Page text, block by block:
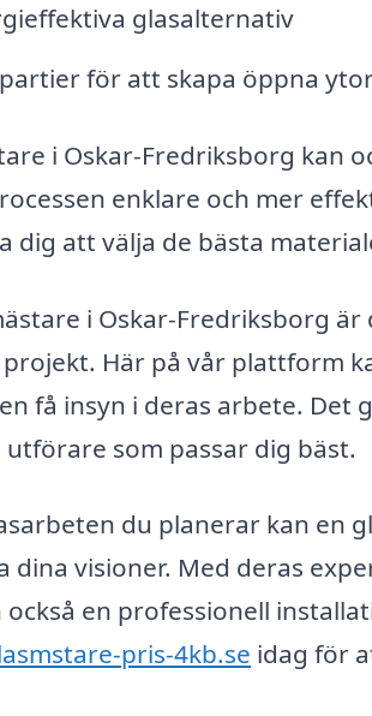
glasalternativ
för att skapa öppna
i Oskar-Fredriksborg kan
enklare och mer
dig att välja de bästa
i Oskar-Fredriksborg
Här på vår plattform
få insyn i deras arbete.
som passar dig bäst.
du planerar kan en
dina visioner. Med deras
en professionell
pris-4kb.se idag för